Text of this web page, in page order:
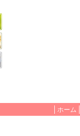
ホーム